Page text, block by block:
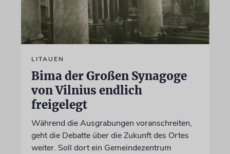
LITAUEN
Bima der Großen Synagoge
von Vilnius endlich
freigelegt
Während die Ausgrabungen voranschreiten,
geht die Debatte über die Zukunft des Ortes
weiter. Soll dort ein Gemeindezentrum